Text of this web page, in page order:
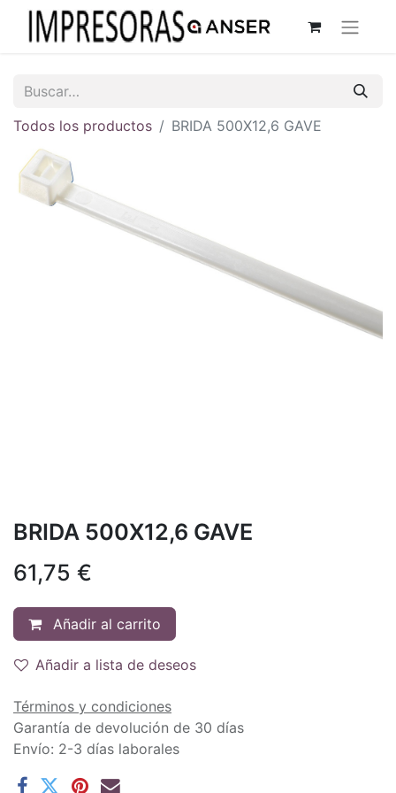
Todos los productos BRIDA 500X12,6 GAVE
BRIDA 500X12,6 GAVE
61,75 €
Añadir al carrito
Añadir a lista de deseos
Términos y condiciones
Garantía de devolución de 30 días
Envío: 2-3 días laborales